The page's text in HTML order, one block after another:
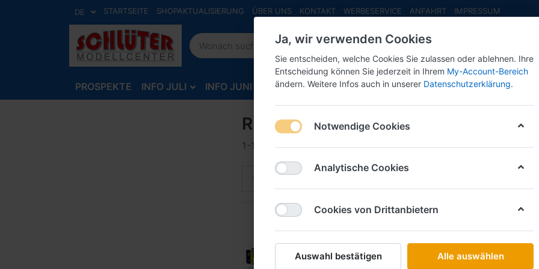
DE STARTSEITE SHOPAKTUALISIERUNG ÜBER UNS KONTAKT WERBESERVICE ANFAHRT IMPRESSUM
PROSPEKTE INFO JULI INFO JUNI INFO MAI NEU EINGETROFFEN NEUHEITEN
Rietze
1-12 von19
Sortiere nach
Bodensee-Oberschwaben Lindau MAN Lion´s
Collectors Edition-
R75403
Ja, wir verwenden Cookies
Sie entscheiden, welche Cookies Sie zulassen oder ablehnen. Ihre
Entscheidung können Sie jederzeit in Ihrem My-Account-Bereich
ändern. Weitere Infos auch in unserer Datenschutzerklärung.
Notwendige Cookies
Analytische Cookies
Cookies von Drittanbietern
Auswahl bestätigen Alle auswählen